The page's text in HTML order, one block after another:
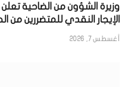
وزيرة الشؤون من الضاحية تعلن
الإيجار النقدي للمتضررين من
أغسطس 7, 2026